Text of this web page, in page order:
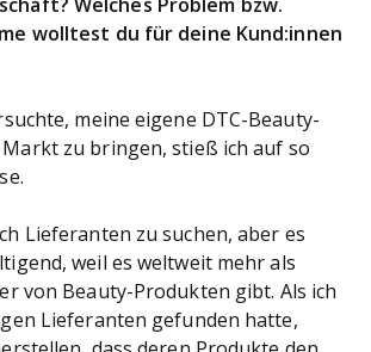
Welches Problem bzw.
wolltest du für deine Kund:innen
meine eigene DTC-Beauty-
Markt zu bringen, stieß ich auf so
Lieferanten zu suchen, aber es
weil es weltweit mehr als
von Beauty-Produkten gibt. Als ich
Lieferanten gefunden hatte,